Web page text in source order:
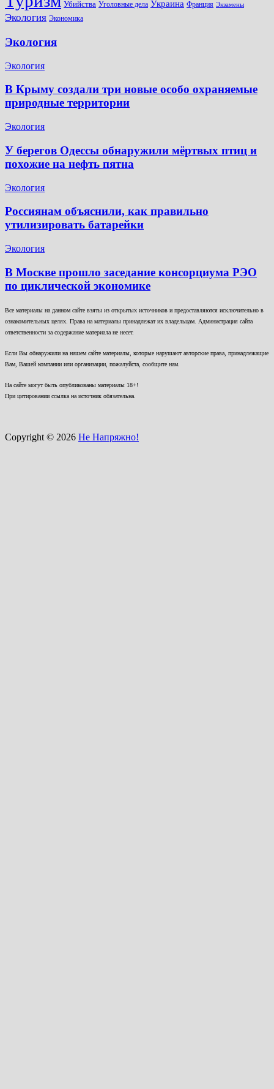
Убийства Уголовные дела Украина Франция Экзамены
Экология Экономика
Экология
Экология
В Крыму создали три новые особо охраняемые
природные территории
Экология
У берегов Одессы обнаружили мёртвых птиц и
похожие на нефть пятна
Экология
Россиянам объяснили, как правильно
утилизировать батарейки
Экология
В Москве прошло заседание консорциума РЭО
по циклической экономике
Все материалы на данном сайте взяты из открытых источников и предоставляются исключительно в
ознакомительных целях. Права на материалы принадлежат их владельцам. Администрация сайта
ответственности за содержание материала не несет.
Если Вы обнаружили на нашем сайте материалы, которые нарушают авторские права, принадлежащие
Вам, Вашей компании или организации, пожалуйста, сообщите нам.
На сайте могут быть опубликованы материалы 18+!
При цитировании ссылка на источник обязательна.
Copyright © 2026 Не Напряжно!